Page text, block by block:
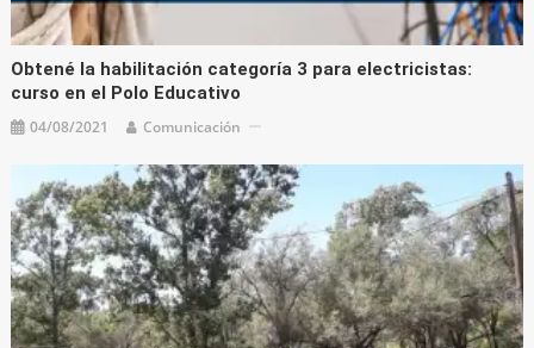
Obtené la habilitación categoría 3 para electricistas:
curso en el Polo Educativo
04/08/2021 Comunicación